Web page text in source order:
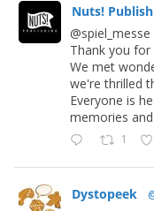
Nuts!
Thank you
We met
we're thrilled
Everyone is
memories
1
Dystopeek